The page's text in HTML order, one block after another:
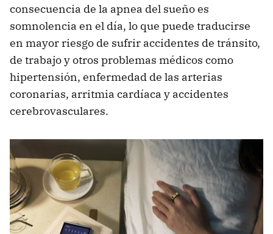
consecuencia de la apnea del sueño es
somnolencia en el día, lo que puede traducirse
en mayor riesgo de sufrir accidentes de tránsito,
de trabajo y otros problemas médicos como
hipertensión, enfermedad de las arterias
coronarias, arritmia cardíaca y accidentes
cerebrovasculares.